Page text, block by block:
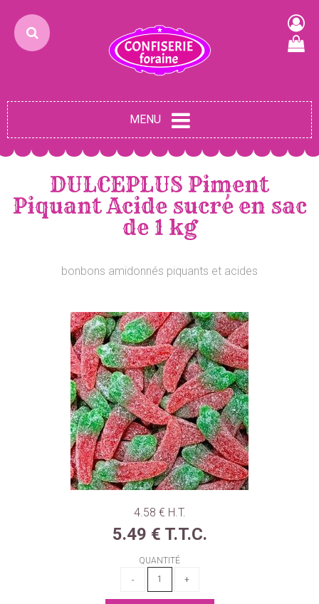
MENU
DULCEPLUS Piment
Piquant Acide sucré en sac
de 1 kg
bonbons amidonnés piquants et acides
4.58 € H.T.
5.49 € T.T.C.
QUANTITÉ